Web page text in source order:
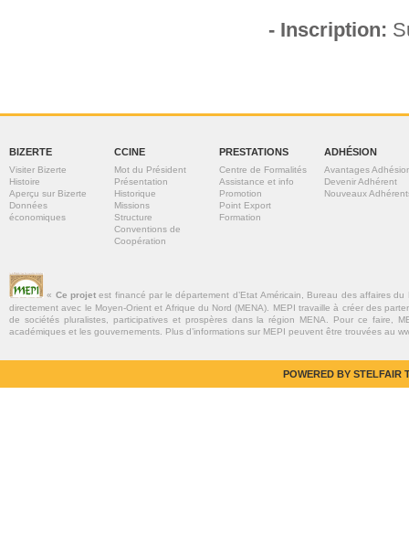
- Inscription:
BIZERTE
Visiter Bizerte
Histoire
Aperçu sur Bizerte
Données
économiques
CCINE
Mot du Président
Présentation
Historique
Missions
Structure
Conventions de
Coopération
PRESTATIONS
Centre de Formalités
Assistance et info
Promotion
Point Export
Formation
ADHÉSION
Avantages
Devenir Adhérent
Nouveaux
« Ce projetest financé par le département d’Etat Américain, Bureau des affaires
directement avec le Moyen-Orient et Afrique du Nord (MENA). MEPI travaille à créer des
de sociétés pluralistes, participatives et prospères dans la région MENA. Pour ce faire,
académiques et les gouvernements. Plus d’informations sur MEPI peuvent être trouvées au
POWERED BY STELFAIR